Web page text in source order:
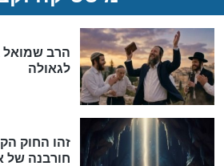
האם אפשר
מה יהיה בימות